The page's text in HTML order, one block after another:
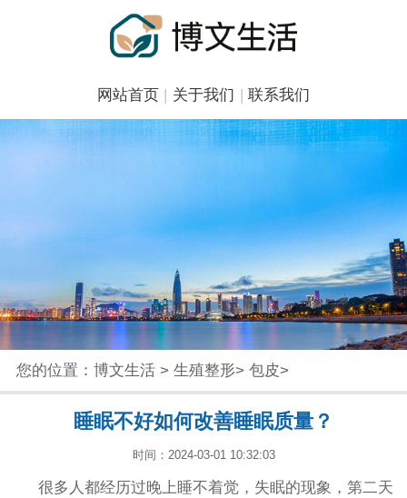
网站首页 关于我们 联系我们
您的位置： 博文生活> 生殖整形> 包皮>
睡眠不好如何改善睡眠质量？
时间：2024-03-01 10:32:03
很多人都经历过晚上睡不着觉，失眠的现象，第二天